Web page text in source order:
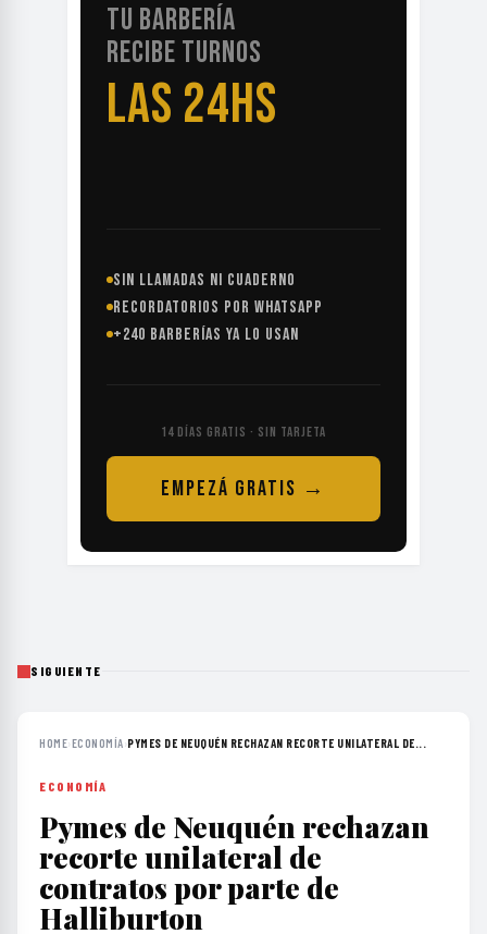
TU BARBERÍA
RECIBE TURNOS
LAS 24HS
SIN LLAMADAS NI CUADERNO
RECORDATORIOS POR WHATSAPP
+240 BARBERÍAS YA LO USAN
14 DÍAS GRATIS · SIN TARJETA
EMPEZÁ GRATIS →
SIGUIENTE
HOME›ECONOMÍA›PYMES DE NEUQUÉN RECHAZAN RECORTE UNILATERAL DE...
ECONOMÍA
Pymes de Neuquén rechazan
recorte unilateral de
contratos por parte de
Halliburton